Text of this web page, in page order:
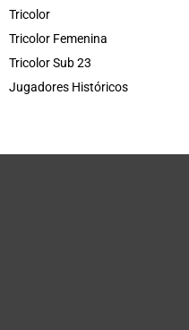
Tricolor
Tricolor Femenina
Tricolor Sub 23
Jugadores Históricos